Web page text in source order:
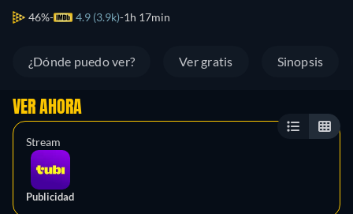
46% 4.9 (3.9k) 1h 17min
¿Dónde puedo ver? Ver gratis Sinopsis
VER AHORA
Stream
Publicidad